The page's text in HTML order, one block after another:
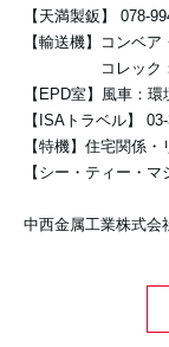
【天満製鈑】 078-
【輸送機】コンベ
コレック：
【EPD室】風車：
【ISAトラベル】
【特機】住宅関係
【シー・ティー・
中西金属工業株式